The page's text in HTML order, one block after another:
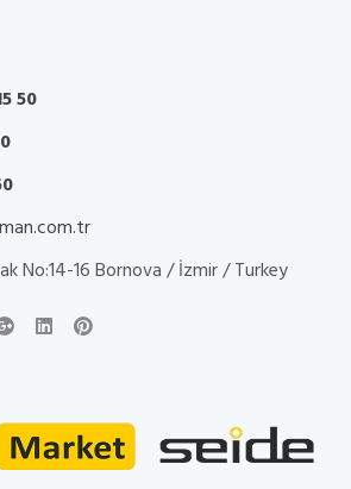
50
No:14-16 Bornova / İzmir / Turkey